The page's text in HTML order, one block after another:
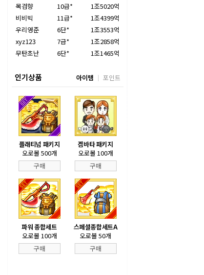
목검향
10급*
1조5020억
비비빅
11급*
1조4399억
우리영준
6단*
1조3553억
xyz123
7급*
1조2858억
무탄초난
6단* 1조1465억
인기상품 아이템 포인트
플래티넘 패키지
오로볼 500개
구매
겜바타 패키지
오로볼 100개
구매
파워 종합세트
오로볼 100개
구매
스페셜종합세트A
오로볼 50개
구매